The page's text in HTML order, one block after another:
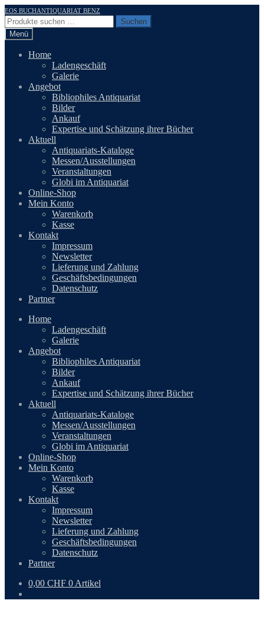
Zur
Navigation
springen
Zum
Inhalt
springen
EOS BUCHANTIQUARIAT BENZ
Suchen
nach:
Suchen
Menü
Home
Ladengeschäft
Galerie
Angebot
Bibliophiles Antiquariat
Bilder
Ankauf
Expertise und Schätzung ihrer Bücher
Aktuell
Antiquariats-Kataloge
Messen/Ausstellungen
Veranstaltungen
Globi im Antiquariat
Online-Shop
Mein Konto
Warenkorb
Kasse
Kontakt
Impressum
Newsletter
Lieferung und Zahlung
Geschäftsbedingungen
Datenschutz
Partner
Home
Ladengeschäft
Galerie
Angebot
Bibliophiles Antiquariat
Bilder
Ankauf
Expertise und Schätzung ihrer Bücher
Aktuell
Antiquariats-Kataloge
Messen/Ausstellungen
Veranstaltungen
Globi im Antiquariat
Online-Shop
Mein Konto
Warenkorb
Kasse
Kontakt
Impressum
Newsletter
Lieferung und Zahlung
Geschäftsbedingungen
Datenschutz
Partner
0,00 CHF 0 Artikel